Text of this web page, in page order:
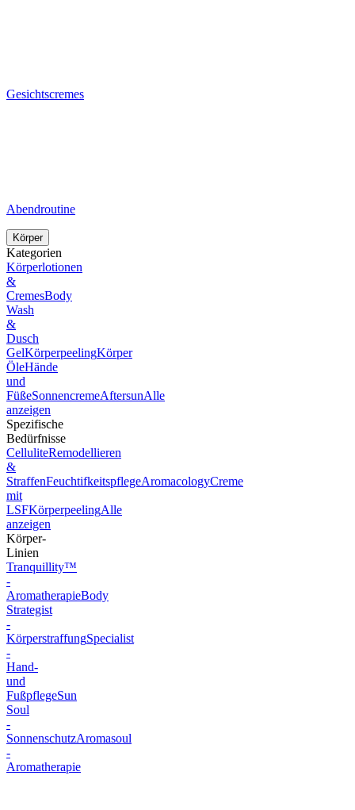
Gesichtscremes
Abendroutine
Körper
Kategorien
Körperlotionen
&
CremesBody
Wash
&
Dusch
GelKörperpeelingKörper
ÖleHände
und
FüßeSonnencremeAftersunAlle
anzeigen
Spezifische
Bedürfnisse
CelluliteRemodellieren
&
StraffenFeuchtifkeitspflegeAromacologyCreme
mit
LSFKörperpeelingAlle
anzeigen
Körper-
Linien
Tranquillity™
-
AromatherapieBody
Strategist
-
KörperstraffungSpecialist
-
Hand-
und
FußpflegeSun
Soul
-
SonnenschutzAromasoul
-
Aromatherapie